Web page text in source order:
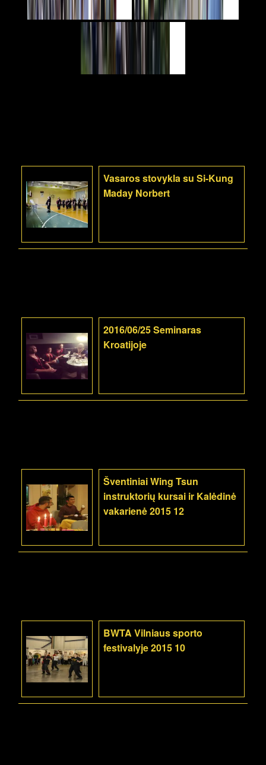
Vasaros stovykla su Si-Kung
Maday Norbert
2016/06/25 Seminaras
Kroatijoje
Šventiniai Wing Tsun
instruktorių kursai ir Kalėdinė
vakarienė 2015 12
BWTA Vilniaus sporto
festivalyje 2015 10